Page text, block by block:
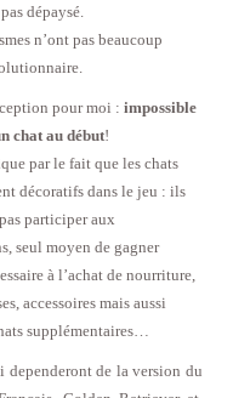
dépaysé.
n’ont pas beaucoup
pour moi :impossible
chat au début!
par le fait que les chats
décoratifs dans le jeu : ils
participer aux
seul moyen de gagner
à l’achat de nourriture,
accessoires mais aussi
supplémentaires…
dependeront de la version du